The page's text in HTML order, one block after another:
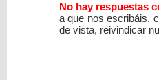
No hay respuestas
a que nos escribáis,
de vista, reivindicar